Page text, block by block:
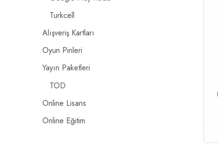
Turkcell
Alışveriş Kartları
Oyun Pinleri
Yayın Paketleri
TOD
Online Lisans
Online Eğitim